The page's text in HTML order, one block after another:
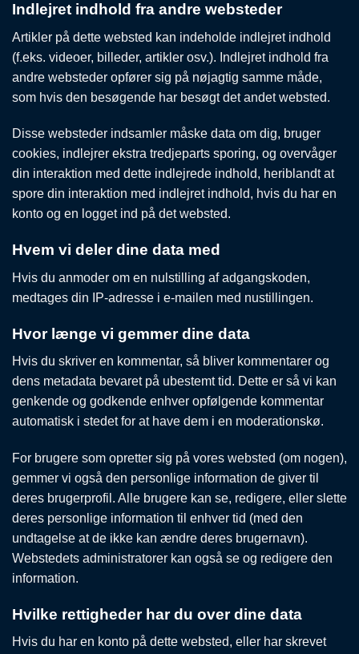
Indlejret indhold fra andre websteder
Artikler på dette websted kan indeholde indlejret indhold
(f.eks. videoer, billeder, artikler osv.). Indlejret indhold fra
andre websteder opfører sig på nøjagtig samme måde,
som hvis den besøgende har besøgt det andet websted.
Disse websteder indsamler måske data om dig, bruger
cookies, indlejrer ekstra tredjeparts sporing, og overvåger
din interaktion med dette indlejrede indhold, heriblandt at
spore din interaktion med indlejret indhold, hvis du har en
konto og en logget ind på det websted.
Hvem vi deler dine data med
Hvis du anmoder om en nulstilling af adgangskoden,
medtages din IP-adresse i e-mailen med nustillingen.
Hvor længe vi gemmer dine data
Hvis du skriver en kommentar, så bliver kommentarer og
dens metadata bevaret på ubestemt tid. Dette er så vi kan
genkende og godkende enhver opfølgende kommentar
automatisk i stedet for at have dem i en moderationskø.
For brugere som opretter sig på vores websted (om nogen),
gemmer vi også den personlige information de giver til
deres brugerprofil. Alle brugere kan se, redigere, eller slette
deres personlige information til enhver tid (med den
undtagelse at de ikke kan ændre deres brugernavn).
Webstedets administratorer kan også se og redigere den
information.
Hvilke rettigheder har du over dine data
Hvis du har en konto på dette websted, eller har skrevet